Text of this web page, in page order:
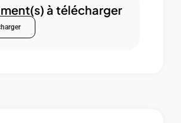
à télécharger